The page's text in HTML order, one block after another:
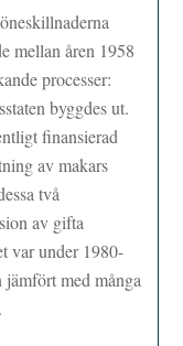
mellan åren 1958
processer:
byggdes ut.
finansierad
av makars
två
av gifta
var under 1980-
med många